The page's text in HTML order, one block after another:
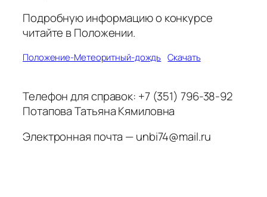
Подробную информацию о конкурсе
читайте в Положении.
Положение-Метеоритный-дождь Скачать
Телефон для справок: +7 (351) 796-38-92
Потапова Татьяна Кямиловна
Электронная почта — unbi74@mail.ru